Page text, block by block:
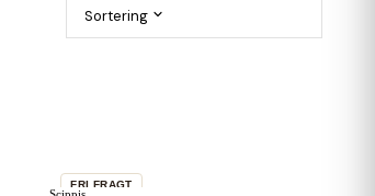
Sortering
Scippis
FRI FRAGT